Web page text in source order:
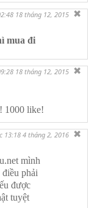
18 tháng 12, 2015 ✖
mua đi
18 tháng 12, 2015 ✖
1000 like!
13:18 4 tháng 2, 2016 ✖
mình
phải
được
tuyệt